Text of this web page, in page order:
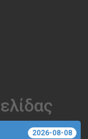
2026-08-08